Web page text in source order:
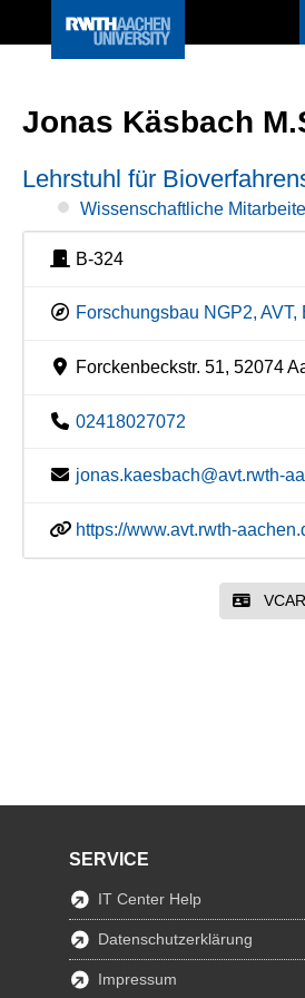
Jonas Käsbach
Lehrstuhl für
Wissenschaftliche
B-324
Forschungsbau NGP2, AVT,
Forckenbeckstr. 51, 52074
02418027072
jonas.kaesbach@avt.rwth-
https://www.avt.rwth-
SERVICE
IT Center Help
Datenschutzerklärung
Impressum